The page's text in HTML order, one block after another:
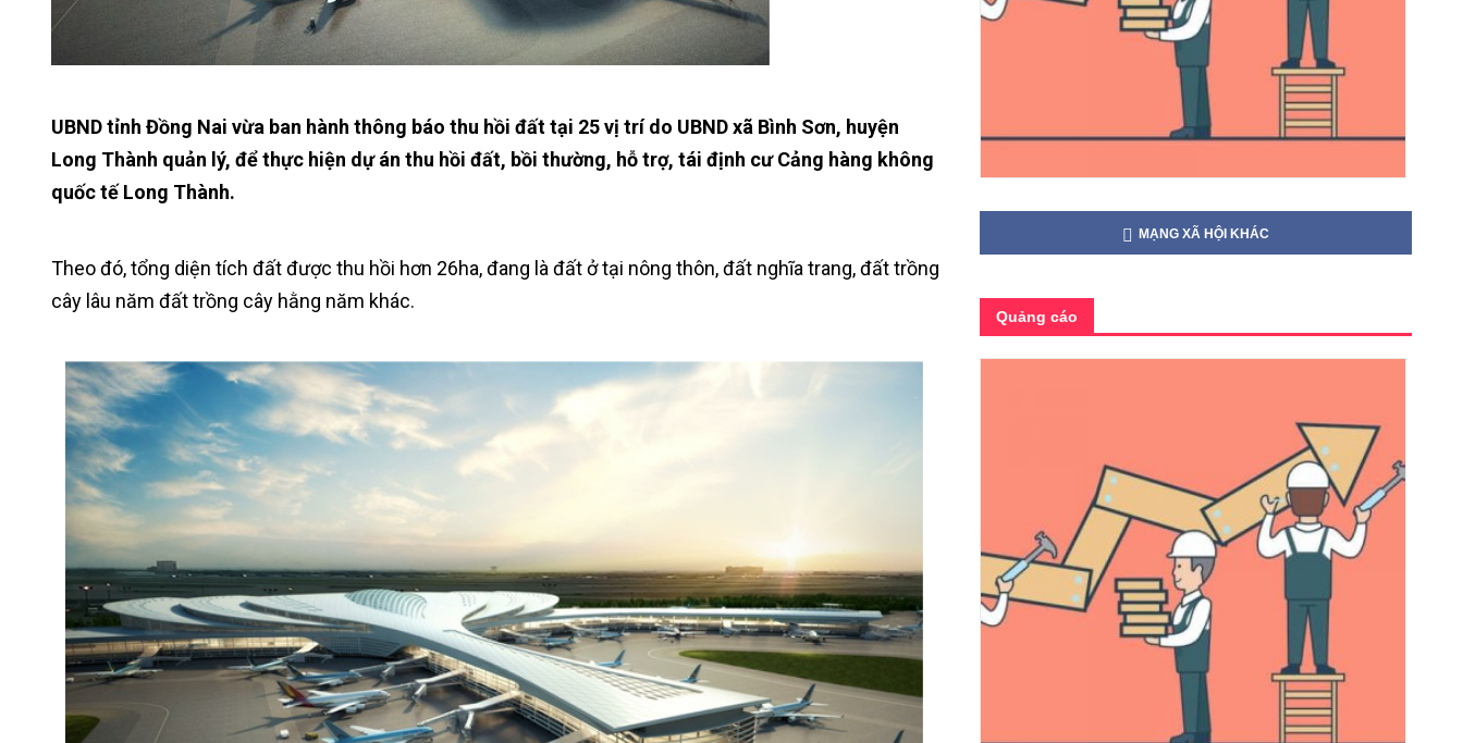
UBND tỉnh Đồng Nai vừa ban hành thông báo thu hồi đất tại 25 vị trí do UBND xã Bình Sơn, huyện
Long Thành quản lý, để thực hiện dự án thu hồi đất, bồi thường, hỗ trợ, tái định cư Cảng hàng không
quốc tế Long Thành.
Theo đó, tổng diện tích đất được thu hồi hơn 26ha, đang là đất ở tại nông thôn, đất nghĩa trang, đất trồng
cây lâu năm đất trồng cây hằng năm khác.
MẠNG XÃ HỘI KHÁC
Quảng cáo